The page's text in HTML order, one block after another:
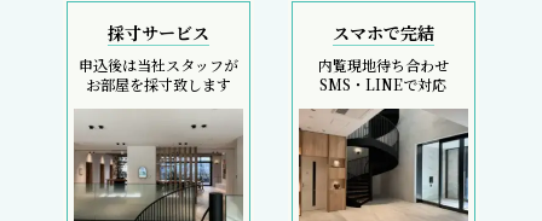
採寸サービス
申込後は当社スタッフが
お部屋を採寸致します
スマホで完結
内覧現地待ち合わせ
SMS・LINEで対応